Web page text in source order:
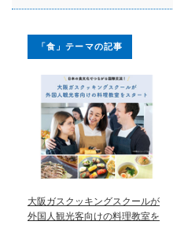
「食」テーマの記事
大阪ガスクッキングスクールが
外国人観光客向けの料理教室を